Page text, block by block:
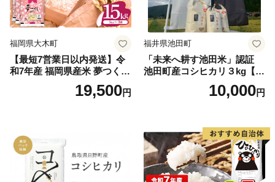
福岡県大木町
【最短7営業日以内発送】令
和7年産 福岡県産米 夢つくし
15kg 精米 ※北海道・沖縄・
19,500円
福井県池田町
「未来へ耕す池田米」認証
池田町産コシヒカリ３kg【お
1人様につき３セットまで】
10,000円